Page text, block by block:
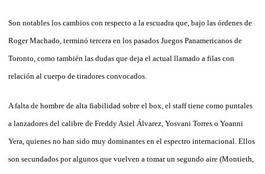
Son notables los cambios con respecto a la escuadra que, bajo las órdenes de
Roger Machado, terminó tercera en los pasados Juegos Panamericanos de
Toronto, como también las dudas que deja el actual llamado a filas con
relación al cuerpo de tiradores convocados.
A falta de hombre de alta fiabilidad sobre el box, el staff tiene como puntales
a lanzadores del calibre de Freddy Asiel Álvarez, Yosvani Torres o Yoanni
Yera, quienes no han sido muy dominantes en el espectro internacional. Ellos
son secundados por algunos que vuelven a tomar un segundo aire (Montieth,